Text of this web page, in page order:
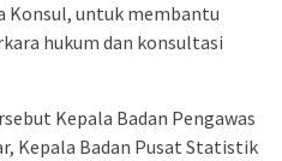
Konsul, untuk membantu
hukum dan konsultasi
Kepala Badan Pengawas
Kepala Badan Pusat Statistik